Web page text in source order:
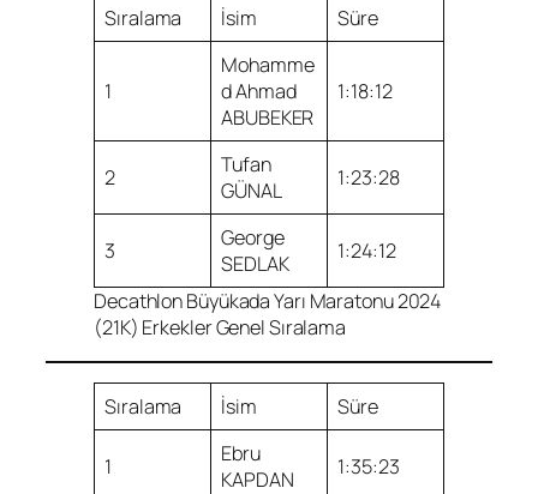
Sıralama İsim Süre
1
Mohamme
d Ahmad
ABUBEKER
1:18:12
2
Tufan
GÜNAL
1:23:28
3
George
SEDLAK
1:24:12
Decathlon Büyükada Yarı Maratonu 2024
(21K) Erkekler Genel Sıralama
Sıralama İsim Süre
1
Ebru
KAPDAN
1:35:23